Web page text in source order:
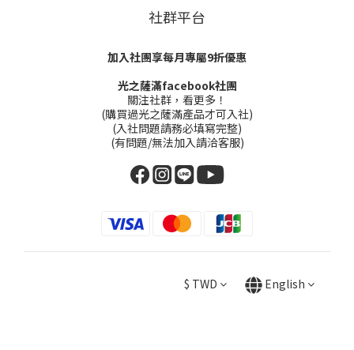
社群平台
加入社團享每月專屬9折優惠
光之薩滿facebook社團
關注社群，看更多！
(購買過光之薩滿產品才可入社)
(入社問題請務必填寫完整)
(有問題/無法加入請洽客服)
$ TWD English